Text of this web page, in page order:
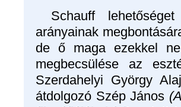
Schauff
arányainak
de ő maga ezekkel
megbecsülése az
Szerdahelyi György
átdolgozó Szép János